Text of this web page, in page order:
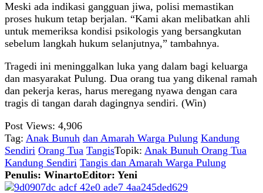
Meski ada indikasi gangguan jiwa, polisi memastikan
proses hukum tetap berjalan. “Kami akan melibatkan ahli
untuk memeriksa kondisi psikologis yang bersangkutan
sebelum langkah hukum selanjutnya,” tambahnya.
Tragedi ini meninggalkan luka yang dalam bagi keluarga
dan masyarakat Pulung. Dua orang tua yang dikenal ramah
dan pekerja keras, harus meregang nyawa dengan cara
tragis di tangan darah dagingnya sendiri. (Win)
Post Views: 4,906
Tag: Anak Bunuh dan Amarah Warga Pulung Kandung
Sendiri Orang Tua TangisTopik: Anak Bunuh Orang Tua
Kandung Sendiri Tangis dan Amarah Warga Pulung
Penulis: WinartoEditor: Yeni